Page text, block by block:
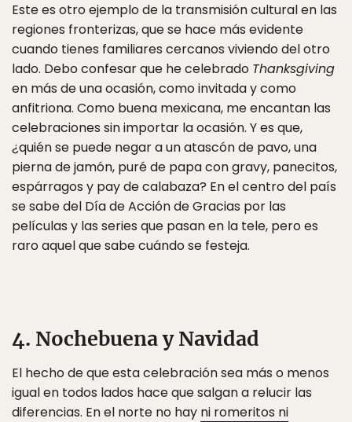
Este es otro ejemplo de la transmisión cultural en las
regiones fronterizas, que se hace más evidente
cuando tienes familiares cercanos viviendo del otro
lado. Debo confesar que he celebrado Thanksgiving
en más de una ocasión, como invitada y como
anfitriona. Como buena mexicana, me encantan las
celebraciones sin importar la ocasión. Y es que,
¿quién se puede negar a un atascón de pavo, una
pierna de jamón, puré de papa con gravy, panecitos,
espárragos y pay de calabaza? En el centro del país
se sabe del Día de Acción de Gracias por las
películas y las series que pasan en la tele, pero es
raro aquel que sabe cuándo se festeja.
4. Nochebuena y Navidad
El hecho de que esta celebración sea más o menos
igual en todos lados hace que salgan a relucir las
diferencias. En el norte no hay ni romeritos ni